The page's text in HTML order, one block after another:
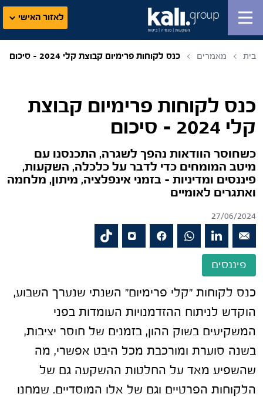
לאזור האישי
בית מאמרים כנס לקוחות פרימיום קבוצת קלי 2024 – סיכום
כנס לקוחות פרימיום קבוצת
קלי 2024 – סיכום
כשחוסר הוודאות נהפך לשגרה, התכנסנו עם
מיטב המומחים כדי לדבר על כלכלה, השקעות,
פיננסים ומדיניות – בזמני אינפלציה, מיתון, מלחמה
ואתגרים לאומיים
27/06/2024
פיננסים
כנס לקוחות "קלי פרימיום" השנתי שנערך השבוע,
הוקדש לניתוח ההזדמנויות העומדות בפני
המשקיעים בשוק ההון, בזמנים של חוסר יציבות,
בשנה סוערת ומורכבת מכל היבט אפשרי, מה
שהשפיע מאד על החלטות ההשקעה גם של
הלקוחות הפרטיים וגם של אלו המוסדיים. שמחנו